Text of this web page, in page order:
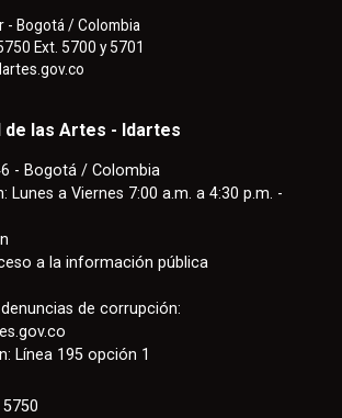
- Bogotá / Colombia
Ext. 5700 y 5701
las Artes - Idartes
- Bogotá / Colombia
Lunes a Viernes 7:00 a.m. a 4:30 p.m. -
a la información pública
de corrupción:
Línea 195 opción 1